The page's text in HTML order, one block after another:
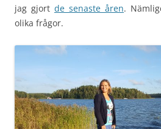
jag gjort de senaste åren.
olika frågor.